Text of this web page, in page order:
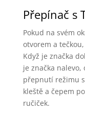
Přepínač s
Pokud na svém
otvorem a
Když je značka
je značka
přepnutí režimu
kleště a čepem
ručiček.